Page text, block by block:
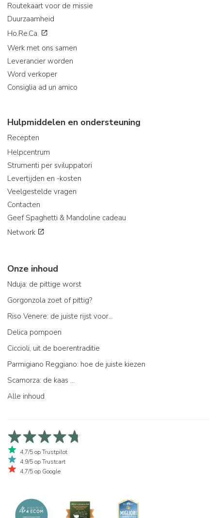
Routekaart voor de missie
Duurzaamheid
Ho.Re.Ca.
Werk met ons samen
Leverancier worden
Word verkoper
Consiglia ad un amico
Hulpmiddelen en ondersteuning
Recepten
Helpcentrum
Strumenti per sviluppatori
Levertijden en -kosten
Veelgestelde vragen
Contacten
Geef Spaghetti & Mandoline cadeau
Network
Onze inhoud
Nduja: de pittige worst
Gorgonzola zoet of pittig?
Riso Venere: de juiste rijst voor...
Delica pompoen
Ciccioli, uit de boerentraditie
Parmigiano Reggiano: hoe de juiste kiezen
Scamorza: de kaas ...
Alle inhoud
4,7/5 op Trustpilot
4,9/5 op Trustcart
4,7/5 op Google